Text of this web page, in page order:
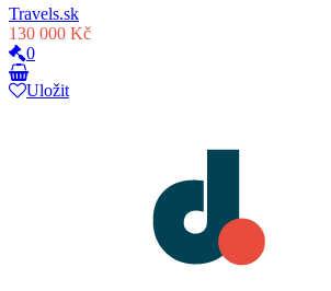
Travels.sk
130 000 Kč
0
Uložit